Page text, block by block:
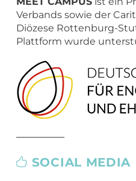
Newsletter Archiv
Leitbild
Spiritualität – eine
MEET CAMPER (mobiler
Verbands sowie der
Diözese Rottenburg-
Plattform wurde
SOCIAL MEDIA